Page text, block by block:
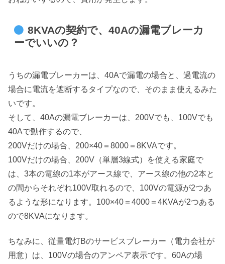
8KVAの契約で、40Aの漏電ブレーカ
ーでいいの？
うちの漏電ブレーカーは、40Aで漏電の場合と、過電流の
場合に電流を遮断するタイプなので、そのまま使えるみた
いです。
そして、40Aの漏電ブレーカーは、200Vでも、100Vでも
40Aで動作するので、
200Vだけの場合、200×40＝8000＝8KVAです。
100Vだけの場合、200V（単層3線式）を使える家庭で
は、3本の電線の1本がアース線で、アース線の他の2本と
の間からそれぞれ100V取れるので、100Vの電源が2つあ
るような形になります。100×40＝4000＝4KVAが2つある
ので8KVAになります。
ちなみに、従量電灯Bのサービスブレーカー（電力会社が
用意）は、100Vの場合のアンペア表示です。60Aの場